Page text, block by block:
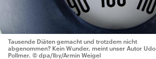
Tausende Diäten gemacht und trotzdem nicht
abgenommen? Kein Wunder, meint unser Autor Udo
Pollmer. © dpa/lby/Armin Weigel